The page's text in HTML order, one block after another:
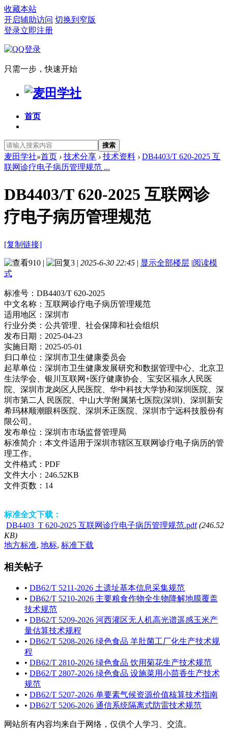
收藏本站
开启辅助访问 切换到窄版
登录立即注册
只需一步，快速开始
首页
搜索
麦田学社»首页 › 技术分享 › 技术资料 › DB4403/T 620-2025 互
联网诊疗电子病历管理规范 ...
DB4403/T 620-2025 互联网诊
疗电子病历管理规范
[复制链接]
910 | 3 | 2025-6-30 22:45 | 显示全部楼层 |阅读模
式
标准号： DB4403/T 620-2025
中文名称： 互联网诊疗电子病历管理规范
适用地区： 深圳市
行业分类： 公共管理、社会保障和社会组织
发布日期： 2025-04-23
实施日期： 2025-05-01
归口单位： 深圳市卫生健康委员会
起草单位： 深圳市卫生健康发展研究和数据管理中心、北京卫
生法学会、银川互联网+医疗健康协会、宝安区福永人民医
院、深圳市龙岗区人民医院、华中科技大学协和深圳医院、深
圳市第二人 民医院、中山大学附属第七医院(深圳)、深圳新安
希玛林顺潮眼科医院、深圳禾正医院、深圳市宁远科技股份有
限公司。
发布单位： 深圳市市场监督管理局
标准简介： 本文件适用于深圳市辖区互联网诊疗电子病历的管
理工作。
文件格式： PDF
文件大小： 246.52KB
文件页数： 14
标准全文下载：
DB4403_T 620-2025 互联网诊疗电子病历管理规范.pdf (246.52
KB)
地方标准, 地标, 标准下载
相关帖子
• DB62/T 5211-2026 土遗址基本信息采集规范
• DB62/T 5210-2026 主要粮食作物全生物降解地膜覆盖
技术规范
• DB62/T 5209-2026 河西灌区无人机高光谱遥感玉米产
量估算技术规程
• DB62/T 5208-2026 绿色食品 羊肚菌工厂化生产技术规
程
• DB62/T 2810-2026 绿色食品 饮用菊花生产技术规范
• DB62/T 2807-2026 绿色食品 设施菜用小茴香生产技术
规范
• DB62/T 5207-2026 单要素气候资源价值核算技术指南
• DB62/T 5206-2026 通信系统隔离式防雷技术规范
网站所有内容均来自于网络，仅供个人学习、交流。